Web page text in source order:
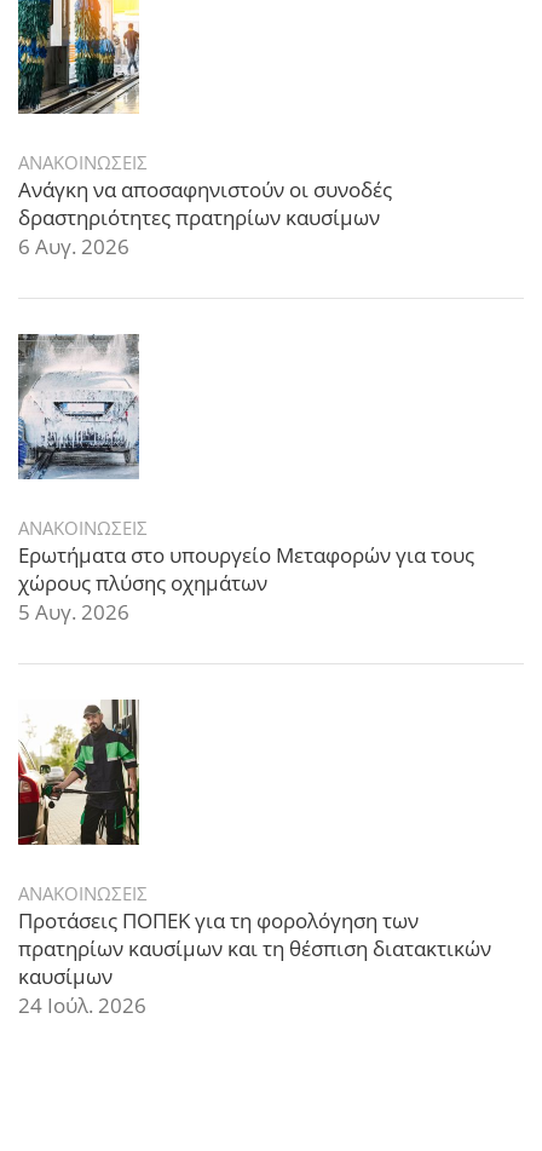
ΑΝΑΚΟΙΝΩΣΕΙΣ
Ανάγκη να αποσαφηνιστούν οι συνοδές
δραστηριότητες πρατηρίων καυσίμων
6 Αυγ. 2026
ΑΝΑΚΟΙΝΩΣΕΙΣ
Ερωτήματα στο υπουργείο Μεταφορών για τους
χώρους πλύσης οχημάτων
5 Αυγ. 2026
ΑΝΑΚΟΙΝΩΣΕΙΣ
Προτάσεις ΠΟΠΕΚ για τη φορολόγηση των
πρατηρίων καυσίμων και τη θέσπιση διατακτικών
καυσίμων
24 Ιούλ. 2026